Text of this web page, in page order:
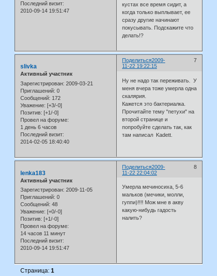
Последний визит:
2010-09-14 19:51:47
кустах все время сидит, а
когда только выплывает, ее
сразу другие начинают
покусывать. Подскажите что
делать!?
Поделиться 7
2009-
11-22 19:22:15
slivka
Активный участник
Зарегистрирован: 2009-03-21
Приглашений: 0
Сообщений: 172
Уважение: [+3/-0]
Позитив: [+1/-0]
Провел на форуме:
1 день 6 часов
Последний визит:
2014-02-05 18:40:40
Ну не надо так переживать. У
меня вчера тоже умерла одна
скалярия.
Кажется это бактериалка.
Прочитайте тему "петухи" на
второй странице и
попробуйте сделать так, как
там написал Kadett.
Поделиться 8
2009-
11-22 22:04:02
lenka183
Активный участник
Зарегистрирован: 2009-11-05
Приглашений: 0
Сообщений: 48
Уважение: [+0/-0]
Позитив: [+1/-0]
Провел на форуме:
14 часов 11 минут
Последний визит:
2010-09-14 19:51:47
Умерла мечиносиха, 5-6
мальков (мечики, молли,
гуппи)!!!! Мож мне в акву
какую-нибудь гадость
налить?
Страница:1